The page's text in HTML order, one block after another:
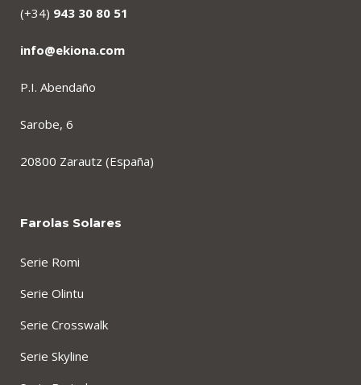
(+34) 943 30 80 51
info@ekiona.com
P.I. Abendaño
Sarobe, 6
20800 Zarautz (España)
Farolas Solares
Serie Romi
Serie Olintu
Serie Crosswalk
Serie Skyline